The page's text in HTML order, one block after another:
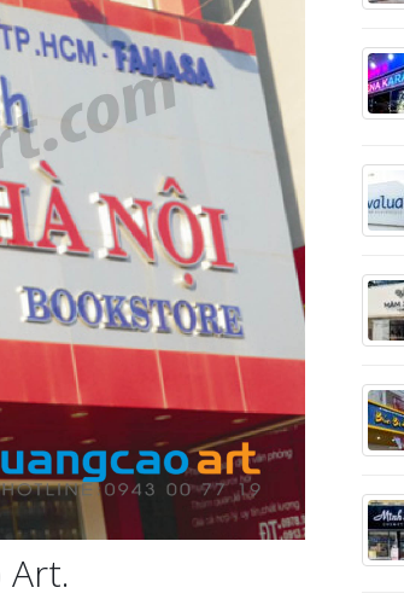
Art.
Biển Led Chạy Chữ Ma
Trận Nghệ An Thi Công
Chuyên Nghiệp
Làm Biển Công Ty Mica
Tại Vinh Lấy Ngay
Làm biển quảng cáo tại
Vinh Nghệ An
Làm Biển Hiệu Tại Nam
Đàn Uy Tín Giá Xưởng
Làm Biển Quảng Cáo Mỹ
Phẩm Vinh Thu Hút
tại
An
cà
đẹp
gỗ
tượng
gỗ tại Ninh
rẻ
tại Hà
giá rẻ
cửa
cổ điển